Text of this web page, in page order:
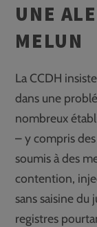
UNE
MELUN
La CCDH
dans une
nombreux
– y compris
soumis à des
contention,
sans saisine du
registres